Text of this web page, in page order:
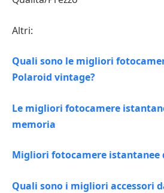
Altri:
Quali sono le migliori
Polaroid vintage?
Le migliori fotocamere
memoria
Migliori fotocamere istantanee
Quali sono i migliori accessori